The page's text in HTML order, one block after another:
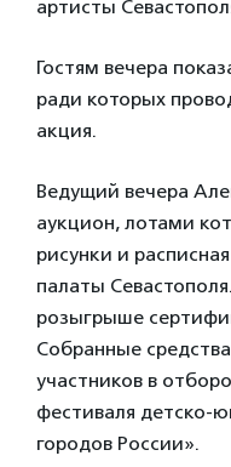
артисты
Гостям вечера
ради которых
акция.
Ведущий вечера
аукцион, лотами
рисунки и
палаты
розыгрыше
Собранные
участников в
фестиваля детско-
городов России».